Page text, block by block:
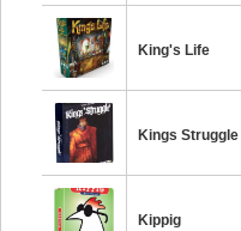
King's Life
Kings Struggle
Kippig